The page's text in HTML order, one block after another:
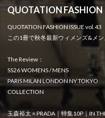
QUOTATION FASHION
QUOTATION FASHION ISSUE vol.43
この1冊で秋冬最新ウィメンズ&メン
The Review：
SS26 WOMENS / MENS
PARIS MILAN LONDON NY TOKYO
COLLECTION
玉森裕太 × PRADA｜特集10P｜IN